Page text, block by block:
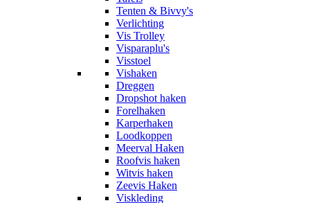
Tenten & Bivvy's
Verlichting
Vis Trolley
Visparaplu's
Visstoel
Vishaken
Dreggen
Dropshot haken
Forelhaken
Karperhaken
Loodkoppen
Meerval Haken
Roofvis haken
Witvis haken
Zeevis Haken
Viskleding